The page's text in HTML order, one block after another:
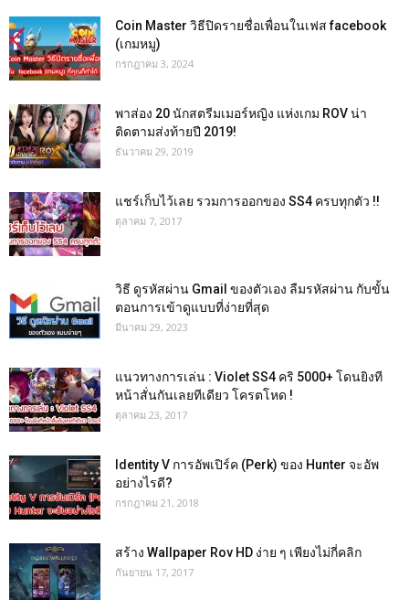
Coin Master วิธีปิดรายชื่อเพื่อนในเฟส facebook
(เกมหมู)
กรกฎาคม 3, 2024
พาส่อง 20 นักสตรีมเมอร์หญิง แห่งเกม ROV น่า
ติดตามส่งท้ายปี 2019!
ธันวาคม 29, 2019
แชร์เก็บไว้เลย รวมการออกของ SS4 ครบทุกตัว !!
ตุลาคม 7, 2017
วิธี ดูรหัสผ่าน Gmail ของตัวเอง ลืมรหัสผ่าน กับขั้น
ตอนการเข้าดูแบบที่ง่ายที่สุด
มีนาคม 29, 2023
แนวทางการเล่น : Violet SS4 คริ 5000+ โดนยิงที
หน้าสั่นกันเลยทีเดียว โครตโหด !
ตุลาคม 23, 2017
Identity V การอัพเปิร์ค (Perk) ของ Hunter จะอัพ
อย่างไรดี?
กรกฎาคม 21, 2018
สร้าง Wallpaper Rov HD ง่าย ๆ เพียงไม่กี่คลิก
กันยายน 17, 2017